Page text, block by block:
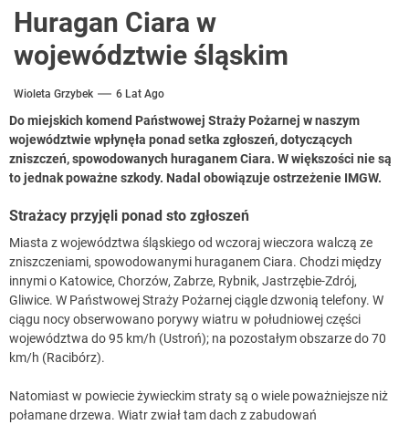
Huragan Ciara w
województwie śląskim
Wioleta Grzybek 6 Lat Ago
Do miejskich komend Państwowej Straży Pożarnej w naszym
województwie wpłynęła ponad setka zgłoszeń, dotyczących
zniszczeń, spowodowanych huraganem Ciara. W większości nie są
to jednak poważne szkody. Nadal obowiązuje ostrzeżenie IMGW.
Strażacy przyjęli ponad sto zgłoszeń
Miasta z województwa śląskiego od wczoraj wieczora walczą ze
zniszczeniami, spowodowanymi huraganem Ciara. Chodzi między
innymi o Katowice, Chorzów, Zabrze, Rybnik, Jastrzębie-Zdrój,
Gliwice. W Państwowej Straży Pożarnej ciągle dzwonią telefony. W
ciągu nocy obserwowano porywy wiatru w południowej części
województwa do 95 km/h (Ustroń); na pozostałym obszarze do 70
km/h (Racibórz).
Natomiast w powiecie żywieckim straty są o wiele poważniejsze niż
połamane drzewa. Wiatr zwiał tam dach z zabudowań